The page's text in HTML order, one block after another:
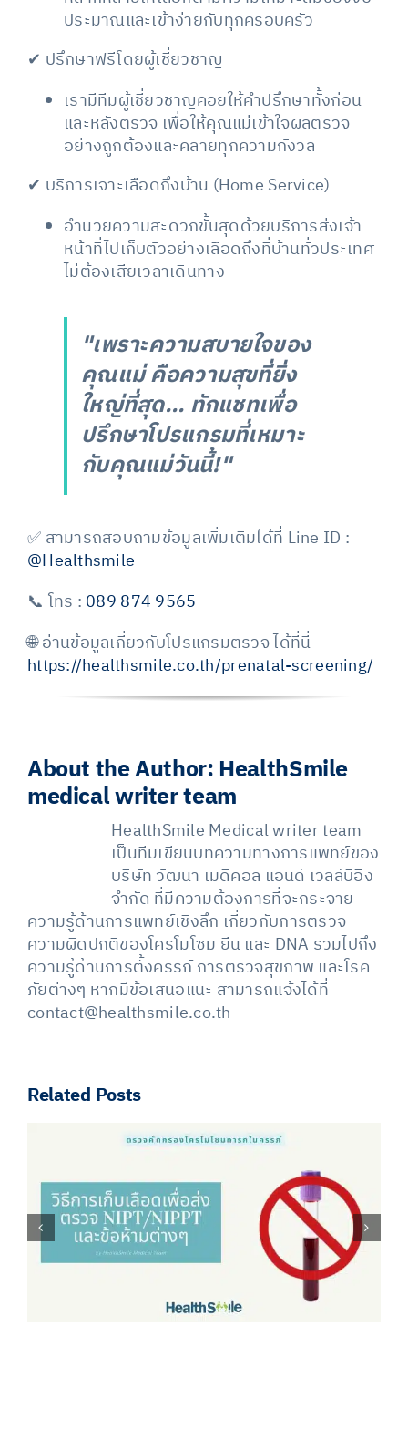
ประมาณและเข้าง่ายกับทุกครอบครัว
✔ ปรึกษาฟรีโดยผู้เชี่ยวชาญ
เรามีทีมผู้เชี่ยวชาญคอยให้คำปรึกษาทั้งก่อน
และหลังตรวจ เพื่อให้คุณแม่เข้าใจผลตรวจ
อย่างถูกต้องและคลายทุกความกังวล
✔ บริการเจาะเลือดถึงบ้าน (Home Service)
อำนวยความสะดวกขั้นสุดด้วยบริการส่งเจ้า
หน้าที่ไปเก็บตัวอย่างเลือดถึงที่บ้านทั่วประเทศ
ไม่ต้องเสียเวลาเดินทาง
"เพราะความสบายใจของ
คุณแม่ คือความสุขที่ยิ่ง
ใหญ่ที่สุด... ทักแชทเพื่อ
ปรึกษาโปรแกรมที่เหมาะ
กับคุณแม่วันนี้!"
✅ สามารถสอบถามข้อมูลเพิ่มเติมได้ที่ Line ID :
@Healthsmile
📞 โทร : 089 874 9565
🌐 อ่านข้อมูลเกี่ยวกับโปรแกรมตรวจ ได้ที่นี่
https://healthsmile.co.th/prenatal-screening/
About the Author:HealthSmile
medical writer team
HealthSmile Medical writer team
เป็นทีมเขียนบทความทางการแพทย์ของ
บริษัท วัฒนา เมดิคอล แอนด์ เวลล์บีอิง
จำกัด ที่มีความต้องการที่จะกระจาย
ความรู้ด้านการแพทย์เชิงลึก เกี่ยวกับการตรวจ
ความผิดปกติของโครโมโซม ยีน และ DNA รวมไปถึง
ความรู้ด้านการตั้งครรภ์ การตรวจสุขภาพ และโรค
ภัยต่างๆ หากมีข้อเสนอแนะ สามารถแจ้งได้ที่
contact@healthsmile.co.th
Related Posts